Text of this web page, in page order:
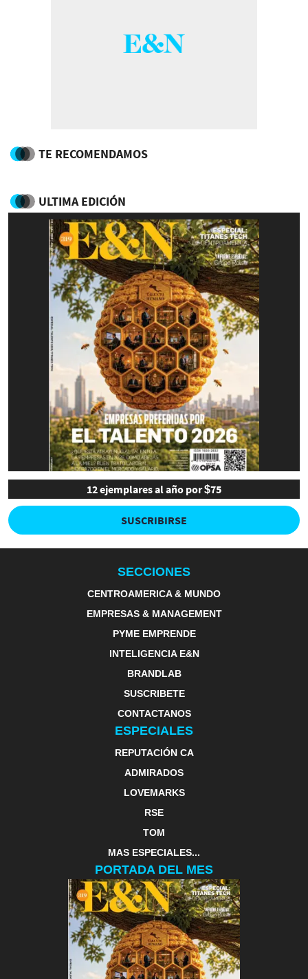
TE RECOMENDAMOS
ULTIMA EDICIÓN
12 ejemplares al año por $75
SUSCRIBIRSE
SECCIONES
CENTROAMERICA & MUNDO
EMPRESAS & MANAGEMENT
PYME EMPRENDE
INTELIGENCIA E&N
BRANDLAB
SUSCRIBETE
CONTACTANOS
ESPECIALES
REPUTACIÓN CA
ADMIRADOS
LOVEMARKS
RSE
TOM
MAS ESPECIALES...
PORTADA DEL MES